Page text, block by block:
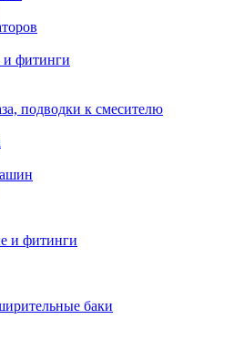
фитинги
подводки к смесителю
и фитинги
баки